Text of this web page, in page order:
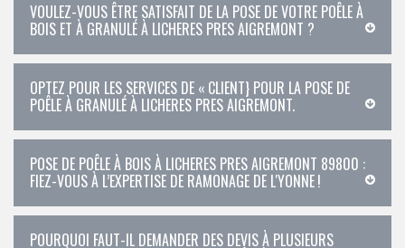
VOULEZ-VOUS ÊTRE SATISFAIT DE LA POSE DE VOTRE POÊLE À
BOIS ET À GRANULÉ À LICHERES PRES AIGREMONT ?
OPTEZ POUR LES SERVICES DE « CLIENT} POUR LA POSE DE
POÊLE À GRANULÉ À LICHERES PRES AIGREMONT.
POSE DE POÊLE À BOIS À LICHERES PRES AIGREMONT 89800 :
FIEZ-VOUS À L’EXPERTISE DE RAMONAGE DE L'YONNE !
POURQUOI FAUT-IL DEMANDER DES DEVIS À PLUSIEURS